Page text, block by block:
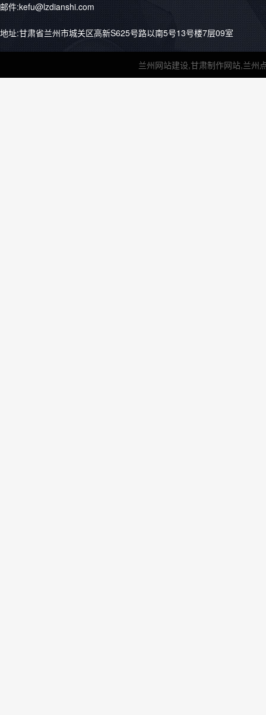
邮件:kefu@lzdianshi.com
地址:甘肃省兰州市城关区高新S625号路以南5号13号楼7层09室
兰州网站建设,甘肃制作网站,